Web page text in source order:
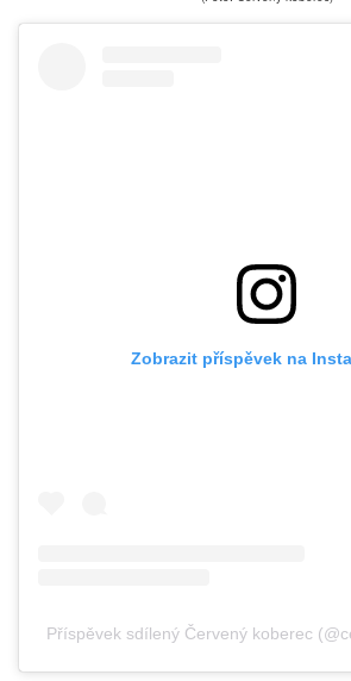
Zobrazit příspěvek na
Příspěvek sdílený Červený koberec